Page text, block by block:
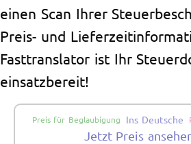
einen Scan Ihrer
Preis- und
Fasttranslator ist Ihr
einsatzbereit!
Preis für Beglaubigung Ins Deutsche
Jetzt Preis